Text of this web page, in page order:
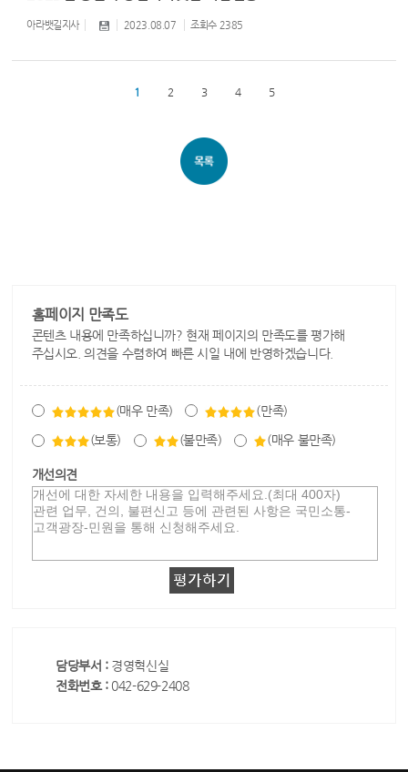
아라뱃길지사 2023.08.07 조회수 2385
1 2 3 4 5
홈페이지 만족도
콘텐츠 내용에 만족하십니까? 현재 페이지의 만족도를 평가해
주십시오. 의견을 수렴하여 빠른 시일 내에 반영하겠습니다.
(매우 만족) (만족)
(보통) (불만족) (매우 불만족)
개선의견
담당부서 : 경영혁신실
전화번호 : 042-629-2408